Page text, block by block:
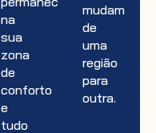
na
sua
zona
de
conforto
e
tudo
mudam
de
uma
região
para
outra.